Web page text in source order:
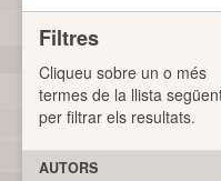
Filtres
Cliqueu sobre un o més
termes de la llista
per filtrar els resultats.
AUTORS